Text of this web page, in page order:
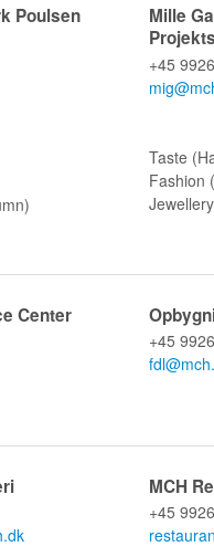
Poulsen
Mille
+45
Taste
Fashion
Center
+45
MCH
+45